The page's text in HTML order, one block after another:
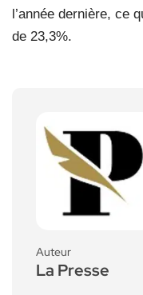
l’année dernière, ce
de 23,3%.
Auteur
La Presse